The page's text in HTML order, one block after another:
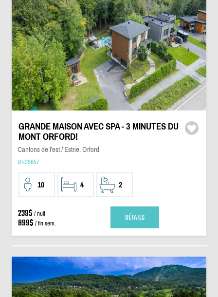
GRANDE MAISON AVEC SPA - 3 MINUTES DU
MONT ORFORD!
Cantons de l'est / Estrie, Orford
DI-35857
10 4 2
239$ / nuit
899$ / fin sem. DÉTAILS